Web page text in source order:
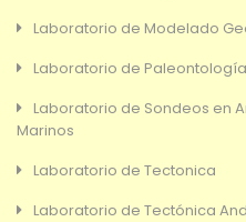
Laboratorio de Modelado
Laboratorio de
Laboratorio de Sondeos en
Marinos
Laboratorio de Tectonica
Laboratorio de Tectónica